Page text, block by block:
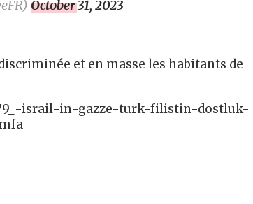
October 31, 2023
et en masse les habitants de
israil-in-gazze-turk-filistin-dostluk-